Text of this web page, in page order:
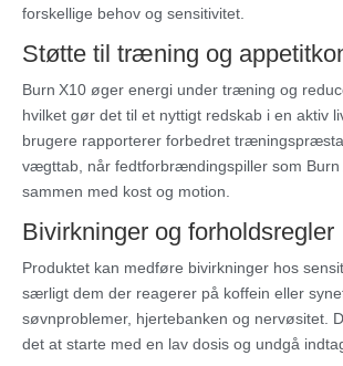
forskellige behov og sensitivitet.
Støtte til træning og
Burn X10 øger energi under træning og
hvilket gør det til et nyttigt redskab i en aktiv
brugere rapporterer forbedret
vægttab, når fedtforbrændingspiller som Burn
sammen med kost og motion.
Bivirkninger og forholdsregler
Produktet kan medføre bivirkninger hos
særligt dem der reagerer på koffein eller
søvnproblemer, hjertebanken og nervøsitet.
det at starte med en lav dosis og undgå